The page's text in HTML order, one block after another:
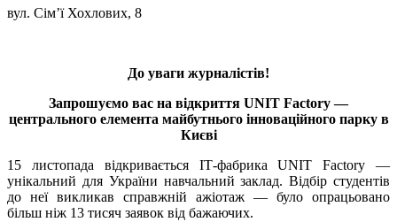
вул. Сім’ї Хохлових, 8
До уваги журналістів!
Запрошуємо вас на відкриття UNIT Factory —
центрального елемента майбутнього інноваційного парку в
Києві
15 листопада відкривається ІТ-фабрика UNIT Factory —
унікальний для України навчальний заклад. Відбір студентів
до неї викликав справжній ажіотаж — було опрацьовано
більш ніж 13 тисяч заявок від бажаючих.